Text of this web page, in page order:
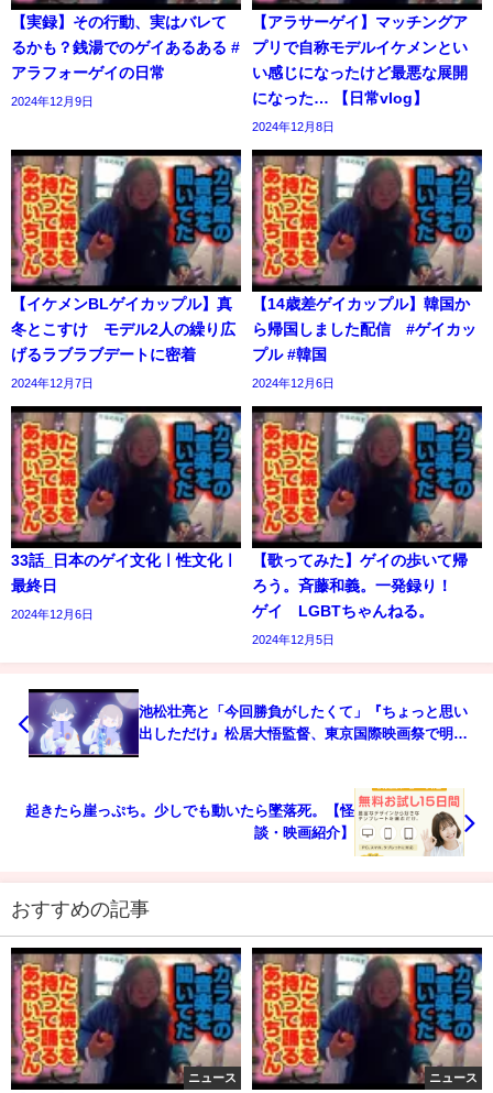
【実録】その行動、実はバレて
るかも？銭湯でのゲイあるある #
アラフォーゲイの日常
2024年12月9日
【アラサーゲイ】マッチングア
プリで自称モデルイケメンとい
い感じになったけど最悪な展開
になった… 【日常vlog】
2024年12月8日
【イケメンBLゲイカップル】真
冬とこすけ モデル2人の繰り広
げるラブラブデートに密着
2024年12月7日
【14歳差ゲイカップル】韓国か
ら帰国しました配信 #ゲイカッ
プル #韓国
2024年12月6日
33話_日本のゲイ文化ㅣ性文化ㅣ
最終日
2024年12月6日
【歌ってみた】ゲイの歩いて帰
ろう。斉藤和義。一発録り！
ゲイ LGBTちゃんねる。
2024年12月5日
池松壮亮と「今回勝負がしたくて」『ちょっと思い
出しただけ』松居大悟監督、東京国際映画祭で明か
起きたら崖っぷち。少しでも動いたら墜落死。【怪
談・映画紹介】
おすすめの記事
ニュース ニュース